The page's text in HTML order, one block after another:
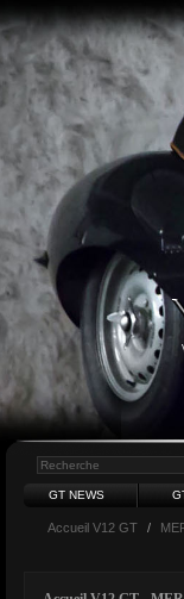
GT NEWS
Accueil V12 GT /